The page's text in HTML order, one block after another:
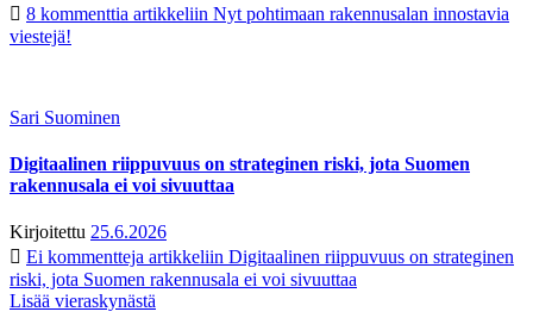
8 kommenttia artikkeliin Nyt pohtimaan rakennusalan innostavia
viestejä!
Sari Suominen
Digitaalinen riippuvuus on strateginen riski, jota Suomen
rakennusala ei voi sivuuttaa
Kirjoitettu 25.6.2026
Ei kommentteja artikkeliin Digitaalinen riippuvuus on strateginen
riski, jota Suomen rakennusala ei voi sivuuttaa
Lisää vieraskynästä